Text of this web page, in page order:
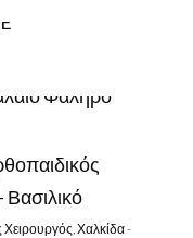
Χαλκίδα -